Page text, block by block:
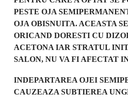
PESTE OJA
OJA OBISNUITA. ACEASTA
ORICAND DORESTI CU
ACETONA IAR STRATUL
SALON, NU VA FI AFECTAT
INDEPARTAREA OJEI
CAUZEAZA SUBTIEREA